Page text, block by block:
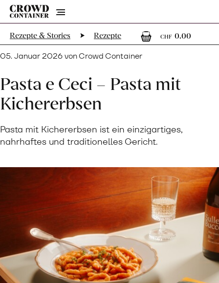
Menu
Rezepte & Stories Rezepte
CHF 0.000
05. Januar 2026 von Crowd Container
Pasta e Ceci – Pasta mit
Kichererbsen
Pasta mit Kichererbsen ist ein einzigartiges,
nahrhaftes und traditionelles Gericht.